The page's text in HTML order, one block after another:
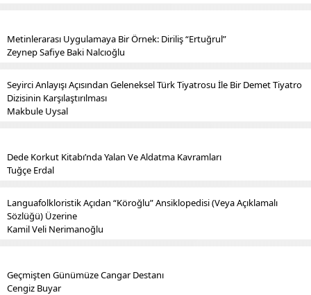
Metinlerarası Uygulamaya Bir Örnek: Diriliş “Ertuğrul”
Zeynep Safiye Baki Nalcıoğlu
Seyirci Anlayışı Açısından Geleneksel Türk Tiyatrosu İle Bir Demet Tiyatro
Dizisinin Karşılaştırılması
Makbule Uysal
Dede Korkut Kitabı’nda Yalan Ve Aldatma Kavramları
Tuğçe Erdal
Languafolkloristik Açıdan “Köroğlu” Ansiklopedisi (Veya Açıklamalı
Sözlüğü) Üzerine
Kamil Veli Nerimanoğlu
Geçmişten Günümüze Cangar Destanı
Cengiz Buyar